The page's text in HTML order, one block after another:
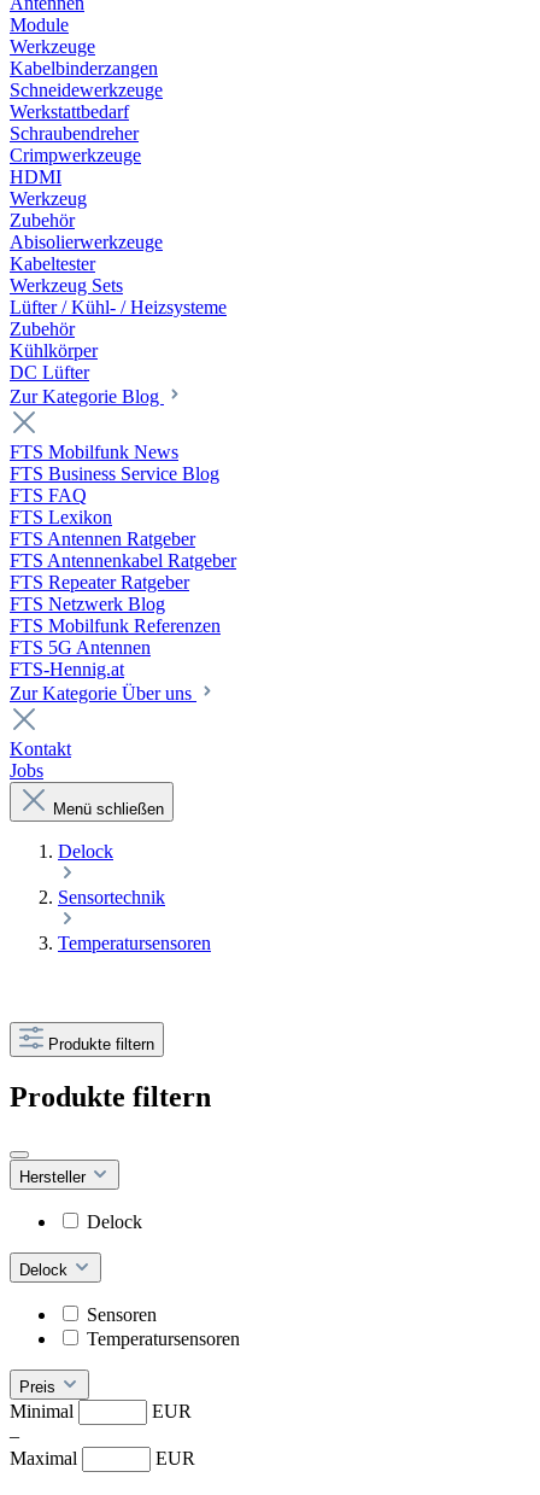
Module
Werkzeuge
Kabelbinderzangen
Schneidewerkzeuge
Werkstattbedarf
Schraubendreher
Crimpwerkzeuge
HDMI
Werkzeug
Zubehör
Abisolierwerkzeuge
Kabeltester
Werkzeug Sets
Lüfter / Kühl- / Heizsysteme
Zubehör
Kühlkörper
DC Lüfter
Zur Kategorie Blog
FTS Mobilfunk News
FTS Business Service Blog
FTS FAQ
FTS Lexikon
FTS Antennen Ratgeber
FTS Antennenkabel Ratgeber
FTS Repeater Ratgeber
FTS Netzwerk Blog
FTS Mobilfunk Referenzen
FTS 5G Antennen
FTS-Hennig.at
Zur Kategorie Über uns
Kontakt
Jobs
Menü schließen
Delock
Sensortechnik
Temperatursensoren
Produkte filtern
Produkte filtern
Hersteller
Delock
Delock
Sensoren
Temperatursensoren
Preis
Minimal
EUR
–
Maximal
EUR